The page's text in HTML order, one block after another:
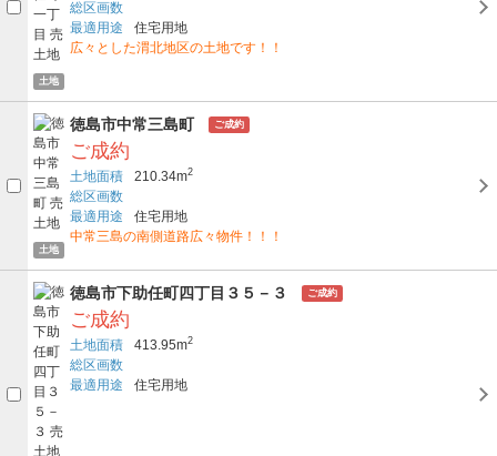
土地
総区画数
最適用途
住宅用地
広々とした渭北地区の土地です！！
土地
徳島市中常三島町 ご成約
ご成約
土地面積 210.34m2
総区画数
最適用途
住宅用地
中常三島の南側道路広々物件！！！
徳島市下助任町四丁目３５－３ ご成約
ご成約
土地面積 413.95m2
総区画数
最適用途
住宅用地